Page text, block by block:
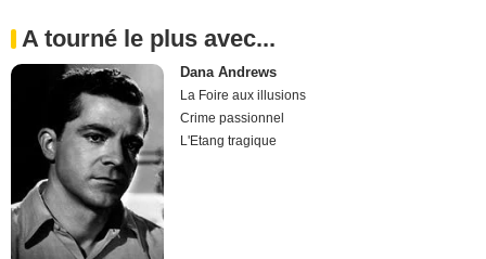
A tourné le plus avec...
Dana Andrews
La Foire aux illusions
Crime passionnel
L'Etang tragique